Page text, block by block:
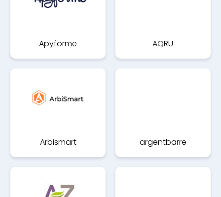
Apyforme AQRU
Arbismart argentbarre